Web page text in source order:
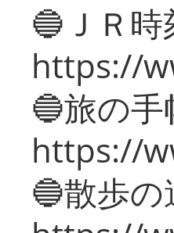
🔵ＪＲ時
https://
🔵旅の手
https://
🔵散歩の